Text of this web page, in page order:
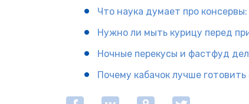
Что наука думает про
Нужно ли мыть курицу перед
Ночные перекусы и фастфуд
Почему кабачок лучше